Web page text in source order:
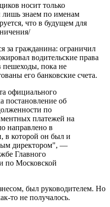
носит только
знаем по именам
что в будущем для
за гражданина: ограничил
водительские права
пешеходы, пока не
его банковские счета.
официального
постановление об
по
платежей на
направлено в
в которой он был и
директором", —
Главного
по Московской
был руководителем. Но
то не получалось.